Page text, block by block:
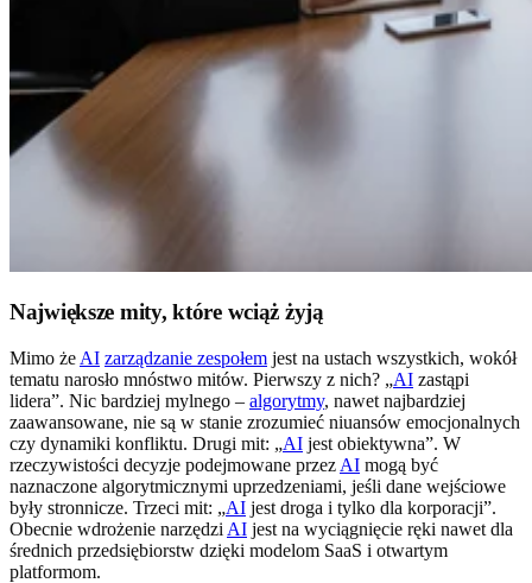
Największe mity, które wciąż żyją
Mimo że AI zarządzanie zespołem jest na ustach wszystkich, wokół
tematu narosło mnóstwo mitów. Pierwszy z nich? „AI zastąpi
lidera”. Nic bardziej mylnego – algorytmy, nawet najbardziej
zaawansowane, nie są w stanie zrozumieć niuansów emocjonalnych
czy dynamiki konfliktu. Drugi mit: „AI jest obiektywna”. W
rzeczywistości decyzje podejmowane przez AI mogą być
naznaczone algorytmicznymi uprzedzeniami, jeśli dane wejściowe
były stronnicze. Trzeci mit: „AI jest droga i tylko dla korporacji”.
Obecnie wdrożenie narzędzi AI jest na wyciągnięcie ręki nawet dla
średnich przedsiębiorstw dzięki modelom SaaS i otwartym
platformom.